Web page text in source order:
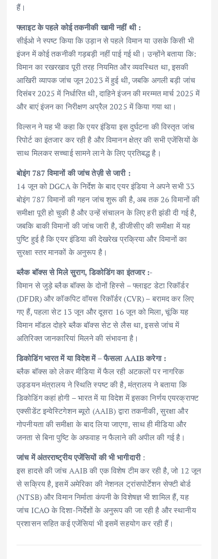
हैं।
फ्लाइट के पहले कोई तकनीकी खामी नहीं थी :
सीईओ ने स्पष्ट किया कि उड़ान से पहले विमान या उसके किसी भी
इंजन में कोई तकनीकी गड़बड़ी नहीं पाई गई थी। उन्होंने बताया कि:
विमान का रखरखाव पूरी तरह नियमित और व्यवस्थित था, इसकी
आखिरी व्यापक जांच जून 2023 में हुई थी, जबकि अगली बड़ी जांच
दिसंबर 2025 में निर्धारित थी, दाहिने इंजन की मरम्मत मार्च 2025 में
और बाएं इंजन का निरीक्षण अप्रैल 2025 में किया गया था।
विल्सन ने यह भी कहा कि एयर इंडिया इस दुर्घटना की विस्तृत जांच
रिपोर्ट का इंतजार कर रही है और विमानन क्षेत्र की सभी एजेंसियों के
साथ मिलकर सच्चाई सामने लाने के लिए प्रतिबद्ध है।
बोइंग 787 विमानों की जांच तेज़ी से जारी :
14 जून को DGCA के निर्देश के बाद एयर इंडिया ने अपने सभी 33
बोइंग 787 विमानों की गहन जांच शुरू की है, अब तक 26 विमानों की
समीक्षा पूरी हो चुकी है और उन्हें संचालन के लिए हरी झंडी दी गई है,
जबकि बाकी विमानों की जांच जारी है, डीजीसीए की समीक्षा में यह
पुष्टि हुई है कि एयर इंडिया की देखरेख प्रक्रिया और विमानों का
सुरक्षा स्तर मानकों के अनुरूप है।
ब्लैक बॉक्स से मिले सुराग, डिकोडिंग का इंतजार :-
विमान से जुड़े ब्लैक बॉक्स के दोनों हिस्से – फ्लाइट डेटा रिकॉर्डर
(DFDR) और कॉकपिट वॉयस रिकॉर्डर (CVR) – बरामद कर लिए
गए हैं, पहला सेट 13 जून और दूसरा 16 जून को मिला, चूंकि यह
विमान मॉडल दोहरे ब्लैक बॉक्स सेट से लैस था, इससे जांच में
अतिरिक्त जानकारियां मिलने की संभावना है।
डिकोडिंग भारत में या विदेश में – फैसला AAIB करेगा :
ब्लैक बॉक्स को लेकर मीडिया में फैल रही अटकलों पर नागरिक
उड्डयन मंत्रालय ने स्थिति स्पष्ट की है, मंत्रालय ने बताया कि
डिकोडिंग कहां होगी – भारत में या विदेश में इसका निर्णय एयरक्राफ्ट
एक्सीडेंट इन्वेस्टिगेशन ब्यूरो (AAIB) द्वारा तकनीकी, सुरक्षा और
गोपनीयता की समीक्षा के बाद लिया जाएगा, साथ ही मीडिया और
जनता से बिना पुष्टि के अफवाह न फैलाने की अपील की गई है।
जांच में अंतरराष्ट्रीय एजेंसियों की भी भागीदारी:
इस हादसे की जांच AAIB की एक विशेष टीम कर रही है, जो 12 जून
से सक्रिय है, इसमें अमेरिका की नेशनल ट्रांसपोर्टेशन सेफ्टी बोर्ड
(NTSB) और विमान निर्माता कंपनी के विशेषज्ञ भी शामिल हैं, यह
जांच ICAO के दिशा-निर्देशों के अनुरूप की जा रही है और स्थानीय
प्रशासन सहित कई एजेंसियां भी इसमें सहयोग कर रही हैं।